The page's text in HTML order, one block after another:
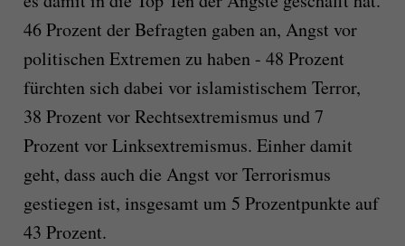
46 Prozent der Befragten gaben an, Angst vor
politischen Extremen zu haben - 48 Prozent
fürchten sich dabei vor islamistischem Terror,
38 Prozent vor Rechtsextremismus und 7
Prozent vor Linksextremismus. Einher damit
geht, dass auch die Angst vor Terrorismus
gestiegen ist, insgesamt um 5 Prozentpunkte auf
43 Prozent.